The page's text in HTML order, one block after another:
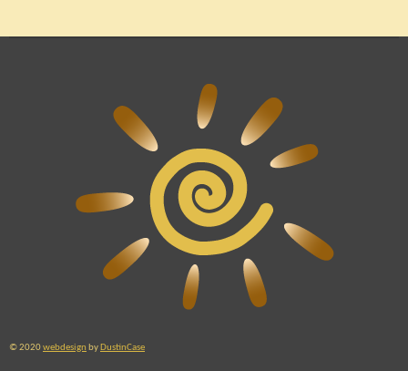
© 2020webdesign byDustinCase